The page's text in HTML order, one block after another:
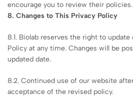
encourage you to review their policies.
8. Changes to This Privacy Policy
8.1. Biolab reserves the right to
Policy at any time. Changes will be
updated date.
8.2. Continued use of our website
acceptance of the revised policy.